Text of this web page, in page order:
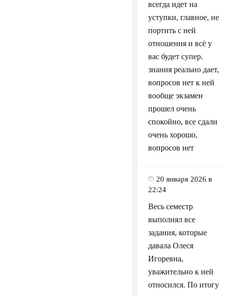
всегда идет на
уступки, главное, не
портить с ней
отношения и всё у
вас будет супер.
знания реально дает,
вопросов нет к ней
вообще экзамен
прошел очень
спокойно, все сдали
очень хорошо,
вопросов нет
20 января 2026 в
22:24
Весь семестр
выполнял все
задания, которые
давала Олеся
Игоревна,
уважительно к ней
относился. По итогу